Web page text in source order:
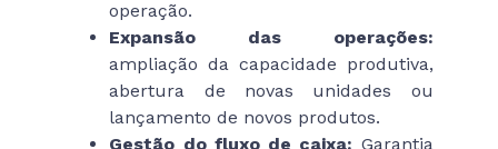
operação.
Expansão das operações:
ampliação da capacidade produtiva,
abertura de novas unidades ou
lançamento de novos produtos.
Gestão do fluxo de caixa: Garantia